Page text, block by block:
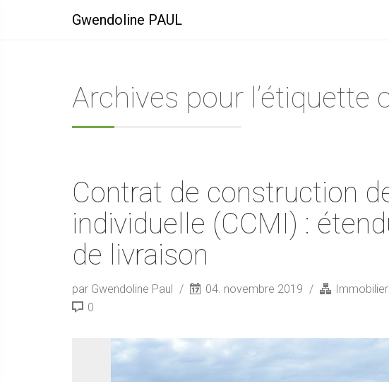
Gwendoline PAUL
Archives pour l’étiquette
Contrat de construction
individuelle (CCMI) :
de livraison
par Gwendoline Paul 04. novembre 2019
0